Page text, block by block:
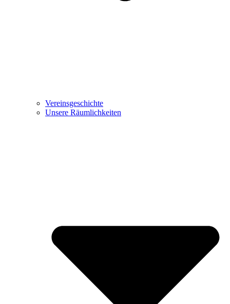
Vereinsgeschichte
Unsere Räumlichkeiten